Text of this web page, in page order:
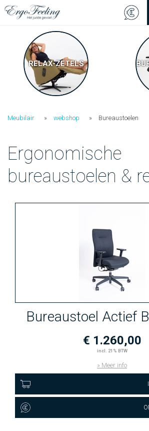
RELAX-ZETELS
Meubilair webshop Bureaustoelen
Ergonomische
bureaustoelen &
Bureaustoel Actief
€ 1.260,00
incl. 21% BTW
» Meer info